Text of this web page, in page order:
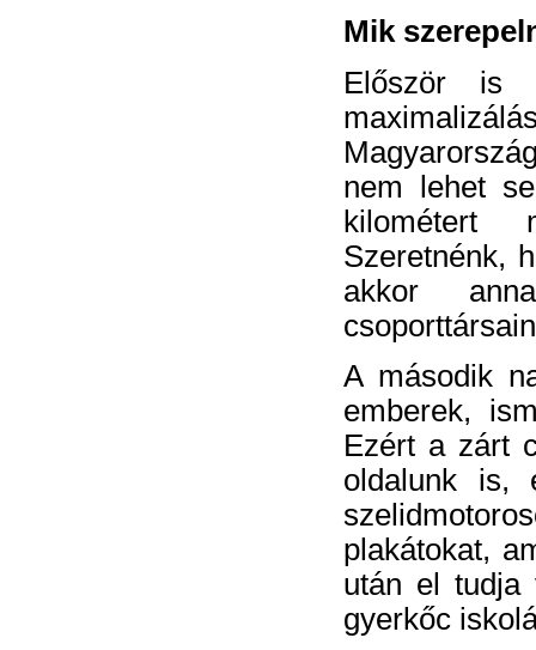
Mik
Először is
nem lehet
kilométert
Szeretnénk,
akkor
A második
emberek,
Ezért a zárt
oldalunk is,
plakátokat,
után el tudja
gyerkőc